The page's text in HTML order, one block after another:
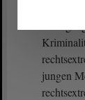
178
jungen